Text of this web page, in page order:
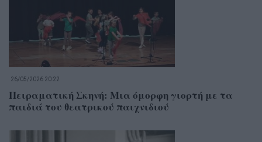
26/05/2026 20:22
Πειραματική Σκηνή: Μια όμορφη γιορτή με τα
παιδιά του θεατρικού παιχνιδιού